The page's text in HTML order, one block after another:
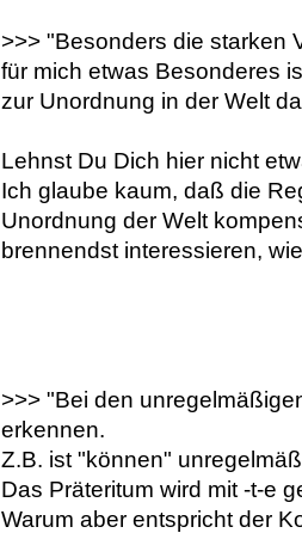
>>> "Besonders die starken
für mich etwas Besonderes
zur Unordnung in der Welt
Lehnst Du Dich hier nicht
Ich glaube kaum, daß die
Unordnung der Welt
brennendst interessieren,
>>> "Bei den
erkennen.
Z.B. ist "können"
Das Präteritum wird mit -t-e
Warum aber entspricht der